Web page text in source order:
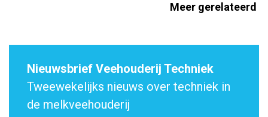
Meer gerelateerd
Nieuwsbrief Veehouderij Techniek
Tweewekelijks nieuws over techniek in
de melkveehouderij